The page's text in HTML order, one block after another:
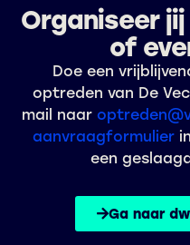
Organiseer
of
Doe een
optreden van De
mail naar
aanvraagformulier
een
Ga naar